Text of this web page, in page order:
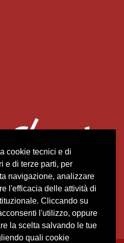
cookie tecnici e di
e di terze parti, per
navigazione, analizzare
l'efficacia delle attività di
Cliccando su
l'utilizzo, oppure
la scelta salvando le tue
quali cookie